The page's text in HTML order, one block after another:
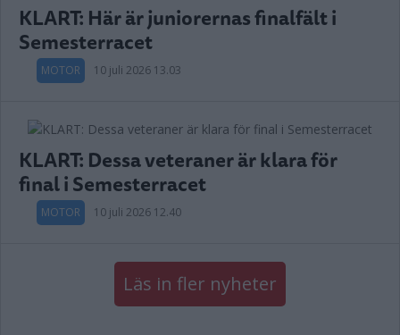
KLART: Här är juniorernas finalfält i
Semesterracet
MOTOR 10 juli 2026 13.03
KLART: Dessa veteraner är klara för
final i Semesterracet
MOTOR 10 juli 2026 12.40
Läs in fler nyheter